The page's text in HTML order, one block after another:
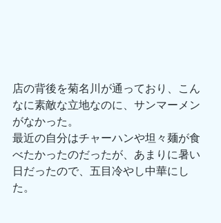
店の背後を菊名川が通っており、こん
なに素敵な立地なのに、サンマーメン
がなかった。
最近の自分はチャーハンや坦々麺が食
べたかったのだったが、あまりに暑い
日だったので、五目冷やし中華にし
た。